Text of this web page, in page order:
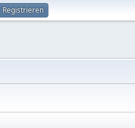
Registrieren